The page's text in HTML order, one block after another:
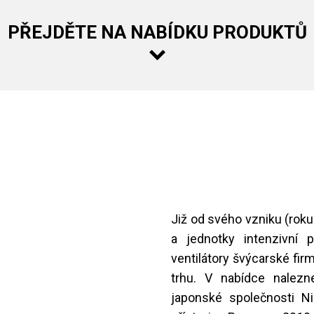
PŘEJDĚTE NA NABÍDKU PRODUKTŮ
Již od svého vzniku
a jednotky intenzivní
ventilátory švýcarské
trhu. V nabídce
japonské společnosti